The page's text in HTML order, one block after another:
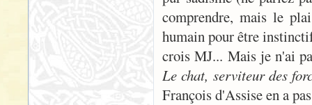
comprendre, mais le
humain pour être
crois MJ... Mais je n'ai
Le chat, serviteur des
François d'Assise en a